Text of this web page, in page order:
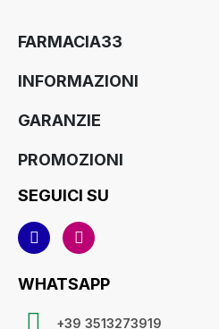
FARMACIA33
INFORMAZIONI
GARANZIE
PROMOZIONI
SEGUICI SU
WHATSAPP
+39 3513273919